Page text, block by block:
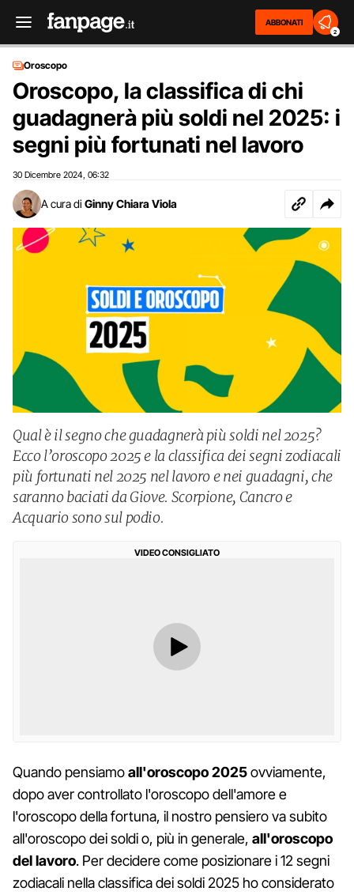
ABBONATI
2
Oroscopo
Oroscopo, la classifica di chi
guadagnerà più soldi nel 2025: i
segni più fortunati nel lavoro
30 Dicembre 2024 06:32
A cura di Ginny Chiara Viola
Qual è il segno che guadagnerà più soldi nel 2025?
Ecco l’oroscopo 2025 e la classifica dei segni zodiacali
più fortunati nel 2025 nel lavoro e nei guadagni, che
saranno baciati da Giove. Scorpione, Cancro e
Acquario sono sul podio.
VIDEO CONSIGLIATO
Quando pensiamoall'oroscopo 2025ovviamente,
dopo aver controllato l'oroscopo dell'amore e
l'oroscopo della fortuna, il nostro pensiero va subito
all'oroscopo dei soldi o, più in generale, all'oroscopo
del lavoro. Per decidere come posizionare i 12 segni
zodiacali nella classifica dei soldi 2025 ho considerato